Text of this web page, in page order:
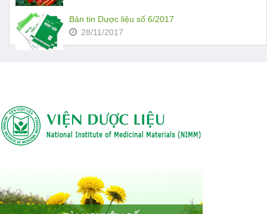
Bản tin Dược liệu số 6/2017
28/11/2017